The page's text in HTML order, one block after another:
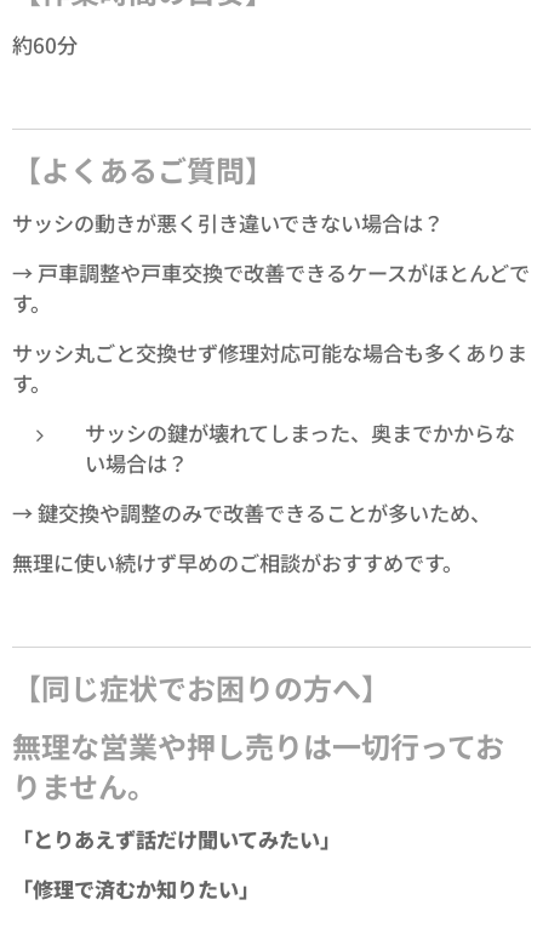
約60分
【よくあるご質問】
サッシの動きが悪く引き違いできない場合は？
→ 戸車調整や戸車交換で改善できるケースがほとんどで
す。
サッシ丸ごと交換せず修理対応可能な場合も多くありま
す。
サッシの鍵が壊れてしまった、奥までかからな
い場合は？
→ 鍵交換や調整のみで改善できることが多いため、
無理に使い続けず早めのご相談がおすすめです。
【同じ症状でお困りの方へ】
無理な営業や押し売りは一切行ってお
りません。
「とりあえず話だけ聞いてみたい」
「修理で済むか知りたい」